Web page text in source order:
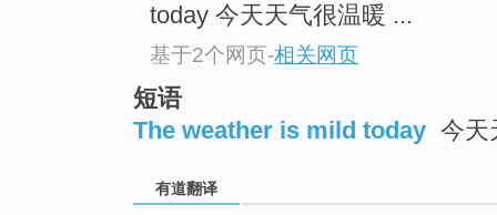
today 今天天气很温暖 ...
基于2个网页-相关网页
短语
The weather is mild today 今天
有道翻译